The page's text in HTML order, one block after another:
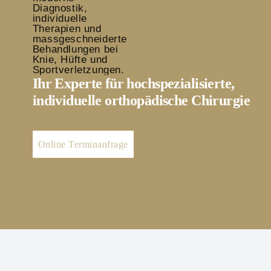
Ihr Experte für hochspezialisierte,
individuelle orthopädische Chirurgie
Online Terminanfrage